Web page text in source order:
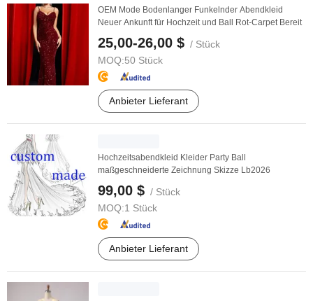
OEM Mode Bodenlanger Funkelnder Abendkleid
Neuer Ankunft für Hochzeit und Ball Rot-Carpet Bereit
25,00-26,00 $ / Stück
MOQ:50 Stück
Anbieter Lieferant
Hochzeitsabendkleid Kleider Party Ball
maßgeschneiderte Zeichnung Skizze Lb2026
99,00 $ / Stück
MOQ:1 Stück
Anbieter Lieferant